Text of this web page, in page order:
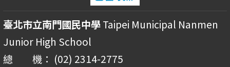
臺北市立南門國民中學Taipei Municipal Nanmen
Junior High School
總 機： (02) 2314-2775